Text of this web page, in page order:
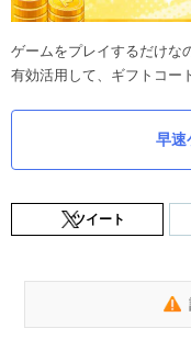
ゲームをプレイするだけな
有効活用して、ギフトコー
早速
ツイート